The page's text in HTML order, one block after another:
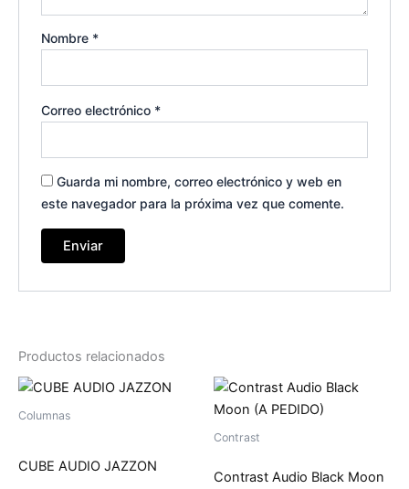
Nombre *
Correo electrónico *
Guarda mi nombre, correo electrónico y web en
este navegador para la próxima vez que comente.
Productos relacionados
Columnas
CUBE AUDIO JAZZON
Contrast
Contrast Audio Black Moon